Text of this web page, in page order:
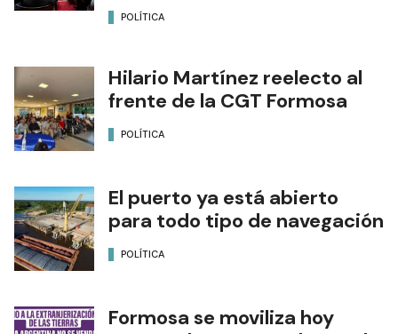
POLÍTICA
Hilario Martínez reelecto al
frente de la CGT Formosa
POLÍTICA
El puerto ya está abierto
para todo tipo de navegación
POLÍTICA
Formosa se moviliza hoy